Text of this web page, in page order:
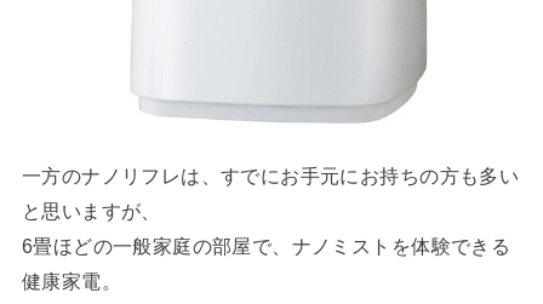
一方のナノリフレは、すでにお手元にお持ちの方も多い
と思いますが、
6畳ほどの一般家庭の部屋で、ナノミストを体験できる
健康家電。